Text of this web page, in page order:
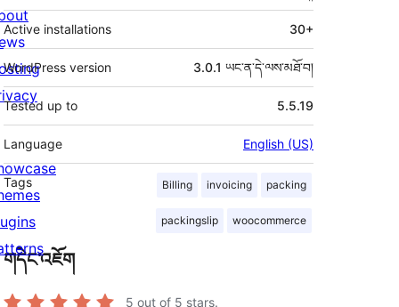
Active installations 30+
WordPress version 3.0.1 ཡང་ན་དེ་ལས་མཐོ་བ།
Tested up to 5.5.19
Language English (US)
Tags Billing invoicing packing
packingslip woocommerce
གདེང་འཇོག
5 out of 5 stars.